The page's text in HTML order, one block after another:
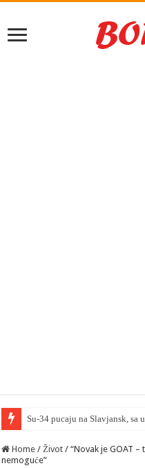
Japansko MO upozoril
Home / Život / “Novak je GOAT
nemoguće”